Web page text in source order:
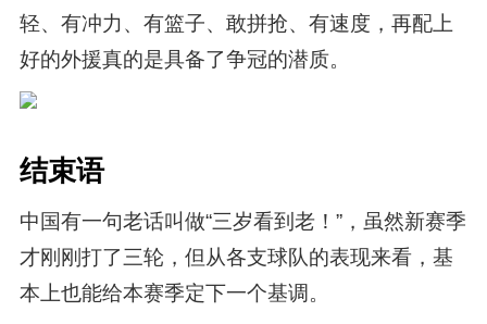
轻、有冲力、有篮子、敢拼抢、有速度，再配上
好的外援真的是具备了争冠的潜质。
结束语
中国有一句老话叫做“三岁看到老！”，虽然新赛季
才刚刚打了三轮，但从各支球队的表现来看，基
本上也能给本赛季定下一个基调。